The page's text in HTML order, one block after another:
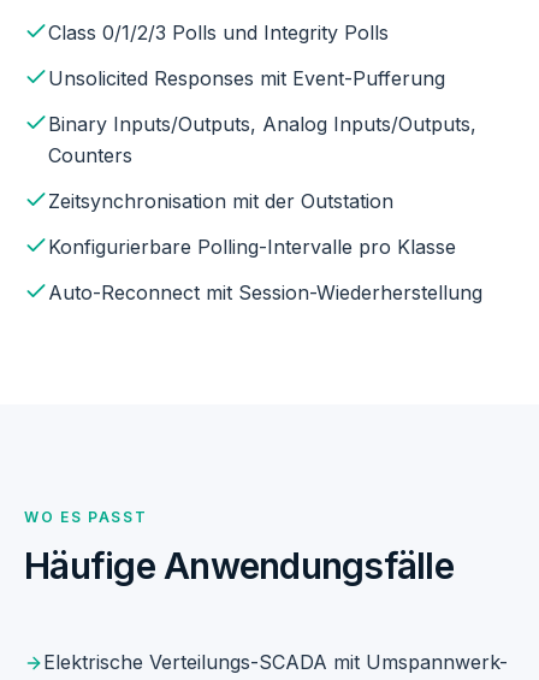
Class 0/1/2/3 Polls und Integrity Polls
Unsolicited Responses mit Event-Pufferung
Binary Inputs/Outputs, Analog Inputs/Outputs,
Counters
Zeitsynchronisation mit der Outstation
Konfigurierbare Polling-Intervalle pro Klasse
Auto-Reconnect mit Session-Wiederherstellung
WO ES PASST
Häufige Anwendungsfälle
Elektrische Verteilungs-SCADA mit Umspannwerk-